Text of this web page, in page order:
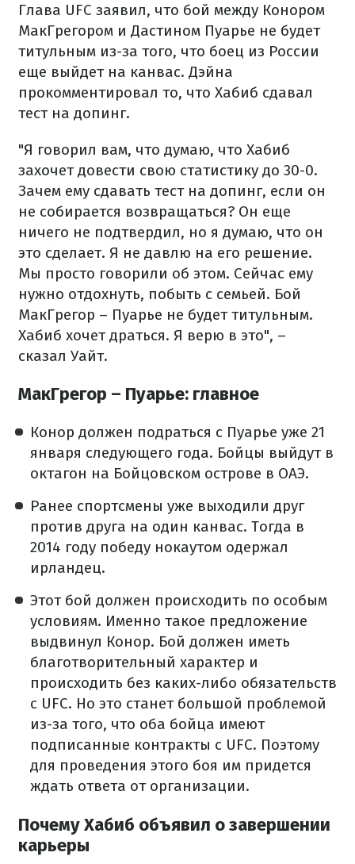
Глава UFC заявил, что бой между Конором
МакГрегором и Дастином Пуарье не будет
титульным из-за того, что боец из России
еще выйдет на канвас. Дэйна
прокомментировал то, что Хабиб сдавал
тест на допинг.
"Я говорил вам, что думаю, что Хабиб
захочет довести свою статистику до 30-0.
Зачем ему сдавать тест на допинг, если он
не собирается возвращаться? Он еще
ничего не подтвердил, но я думаю, что он
это сделает. Я не давлю на его решение.
Мы просто говорили об этом. Сейчас ему
нужно отдохнуть, побыть с семьей. Бой
МакГрегор – Пуарье не будет титульным.
Хабиб хочет драться. Я верю в это", –
сказал Уайт.
МакГрегор – Пуарье: главное
Конор должен подраться с Пуарье уже 21
января следующего года. Бойцы выйдут в
октагон на Бойцовском острове в ОАЭ.
Ранее спортсмены уже выходили друг
против друга на один канвас. Тогда в
2014 году победу нокаутом одержал
ирландец.
Этот бой должен происходить по особым
условиям. Именно такое предложение
выдвинул Конор. Бой должен иметь
благотворительный характер и
происходить без каких-либо обязательств
с UFC. Но это станет большой проблемой
из-за того, что оба бойца имеют
подписанные контракты с UFC. Поэтому
для проведения этого боя им придется
ждать ответа от организации.
Почему Хабиб объявил о завершении
карьеры